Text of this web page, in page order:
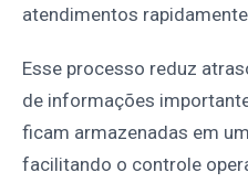
atendimentos
Esse processo reduz
de informações
ficam armazenadas em
facilitando o controle